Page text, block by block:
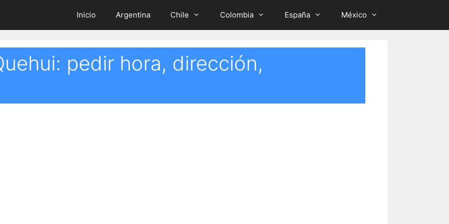
Inicio Argentina Chile Colombia España México
pedir hora, dirección,